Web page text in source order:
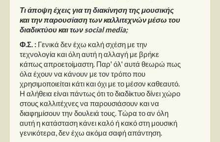
Τι άποψη έχεις για τη διακίνηση της μουσικής
και την παρουσίαση των καλλιτεχνών μέσω του
διαδικτύου και των social media;
Φ.Σ. : Γενικά δεν έχω καλή σχέση με την
τεχνολογία και όλη αυτή η αλλαγή με βρήκε
κάπως απροετοίμαστη. Παρ' όλ' αυτά θεωρώ πως
όλα έχουν να κάνουν με τον τρόπο που
χρησιμοποιείται κάτι και όχι με το μέσον καθεαυτό.
Η αλήθεια είναι πάντως ότι το διαδίκτυο δίνει χώρο
στους καλλιτέχνες να παρουσιάσουν και να
διαφημίσουν την δουλειά τους. Τώρα το αν όλη
αυτή η κατάσταση κάνει καλό ή κακό στη μουσική
γενικότερα, δεν έχω ακόμα σαφή απάντηση.